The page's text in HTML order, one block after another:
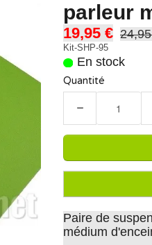
parleur
19,95 €
Kit-SHP-95
En stock
Quantité
−
Paire de
médium